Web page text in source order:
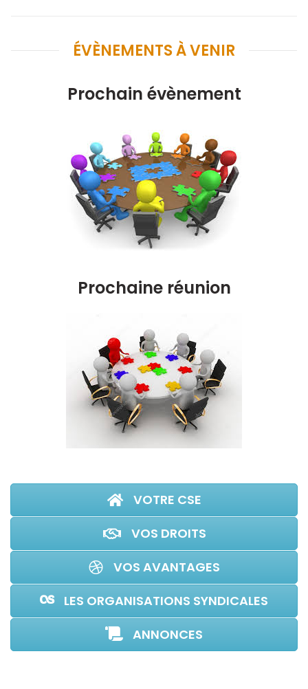
ÉVÈNEMENTS À VENIR
Prochain évènement
Prochaine réunion
VOTRE CSE
VOS DROITS
VOS AVANTAGES
LES ORGANISATIONS SYNDICALES
ANNONCES